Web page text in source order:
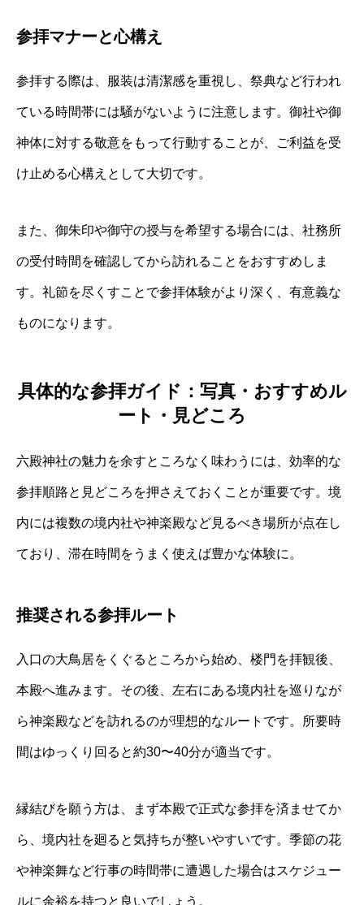
参拝マナーと心構え
参拝する際は、服装は清潔感を重視し、祭典など行われ
ている時間帯には騒がないように注意します。御社や御
神体に対する敬意をもって行動することが、ご利益を受
け止める心構えとして大切です。
また、御朱印や御守の授与を希望する場合には、社務所
の受付時間を確認してから訪れることをおすすめしま
す。礼節を尽くすことで参拝体験がより深く、有意義な
ものになります。
具体的な参拝ガイド：写真・おすすめル
ート・見どころ
六殿神社の魅力を余すところなく味わうには、効率的な
参拝順路と見どころを押さえておくことが重要です。境
内には複数の境内社や神楽殿など見るべき場所が点在し
ており、滞在時間をうまく使えば豊かな体験に。
推奨される参拝ルート
入口の大鳥居をくぐるところから始め、楼門を拝観後、
本殿へ進みます。その後、左右にある境内社を巡りなが
ら神楽殿などを訪れるのが理想的なルートです。所要時
間はゆっくり回ると約30〜40分が適当です。
縁結びを願う方は、まず本殿で正式な参拝を済ませてか
ら、境内社を廻ると気持ちが整いやすいです。季節の花
や神楽舞など行事の時間帯に遭遇した場合はスケジュー
ルに余裕を持つと良いでしょう。